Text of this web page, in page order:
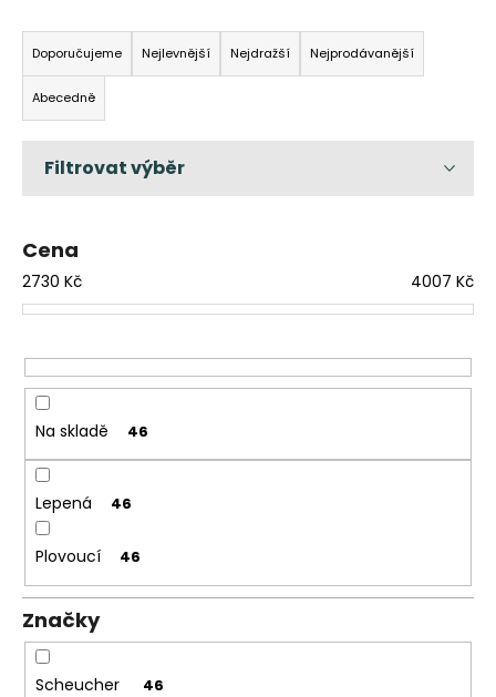
Ř
a
z
e
n
p
o
d
u
t
ů
Doporučujeme Nejlevnější Nejdražší Nejprodávanější
Abecedně
Cena
2730 Kč 4007 Kč
Na skladě 46
Lepená 46
Plovoucí 46
Značky
Scheucher 46
t
?
D
o
o
r
u
m
TŘÍVRSTVÁ
DŘEVĚNÁ
PODLAHA
DUB
SUPERRUSTIC